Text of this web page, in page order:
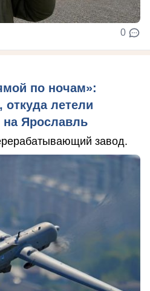
0
по ночам»:
откуда летели
на Ярославль
завод.